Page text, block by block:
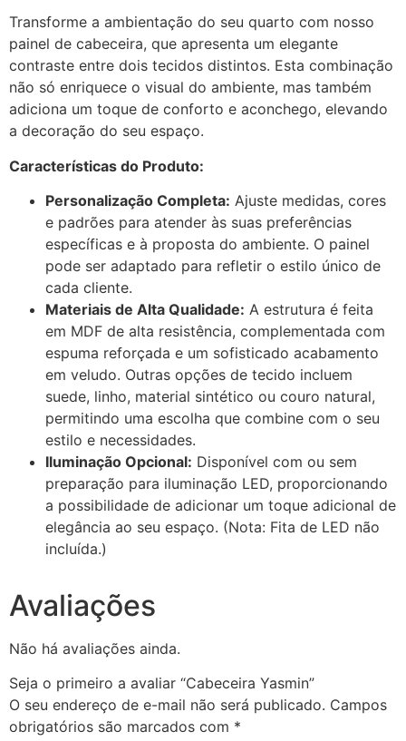
Transforme a ambientação do seu quarto com nosso
painel de cabeceira, que apresenta um elegante
contraste entre dois tecidos distintos. Esta combinação
não só enriquece o visual do ambiente, mas também
adiciona um toque de conforto e aconchego, elevando
a decoração do seu espaço.
Características do Produto:
Personalização Completa: Ajuste medidas, cores
e padrões para atender às suas preferências
específicas e à proposta do ambiente. O painel
pode ser adaptado para refletir o estilo único de
cada cliente.
Materiais de Alta Qualidade: A estrutura é feita
em MDF de alta resistência, complementada com
espuma reforçada e um sofisticado acabamento
em veludo. Outras opções de tecido incluem
suede, linho, material sintético ou couro natural,
permitindo uma escolha que combine com o seu
estilo e necessidades.
Iluminação Opcional: Disponível com ou sem
preparação para iluminação LED, proporcionando
a possibilidade de adicionar um toque adicional de
elegância ao seu espaço. (Nota: Fita de LED não
incluída.)
Avaliações
Não há avaliações ainda.
Seja o primeiro a avaliar “Cabeceira Yasmin”
O seu endereço de e-mail não será publicado. Campos
obrigatórios são marcados com *